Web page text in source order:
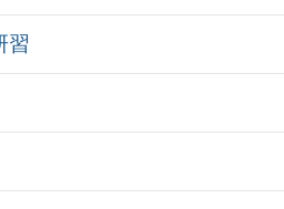
習